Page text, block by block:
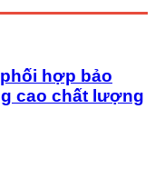
hợp bảo
cao chất lượng